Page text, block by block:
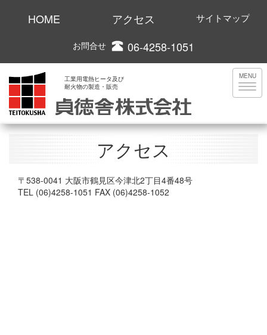
HOME アクセス サイトマップ
お問合せ 06-4258-1051
工業用電熱ヒータ及び
耐火物の製造・販売
MENU
アクセス
〒538-0041 大阪市鶴見区今津北2丁目4番48号
TEL (06)4258-1051 FAX (06)4258-1052